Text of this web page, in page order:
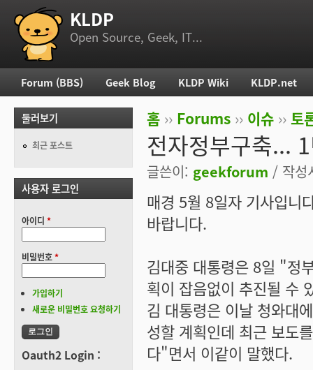
부 메뉴 KLDP
Open Source, Geek, IT...
현재 위치
홈 ›› Forums ›› 이슈 ›› 토
전자정부구축...
글쓴이: geekforum / 작성
매경 5월 8일자 기사입니
바랍니다.
김대중 대통령은 8일 "정
획이 잡음없이 추진될 수
김 대통령은 이날 청와대
성할 계획인데 최근 보도
다"면서 이같이 말했다.
주 메뉴
Forum (BBS) Geek Blog KLDP Wiki KLDP.net
둘러보기
최근 포스트
사용자 로그인
아이디 *
비밀번호*
가입하기
새로운 비밀번호 요청하기
Oauth2 Login :